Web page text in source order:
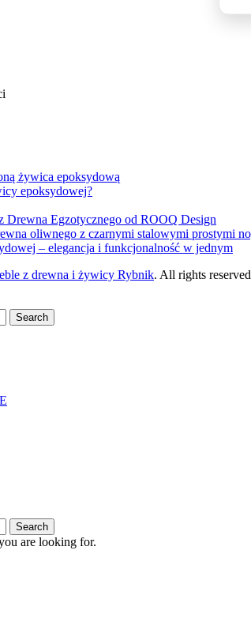
epoksydowej?
Drewna Egzotycznego od ROOQ Design
– elegancja i funkcjonalność w jednym
z drewna i żywicy Rybnik. All rights reserved
Search
Search
are looking for.